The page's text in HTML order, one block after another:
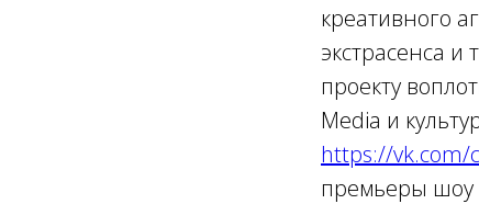
креативного
экстрасенса
проекту
Media и
https://vk.com/
премьеры шоу